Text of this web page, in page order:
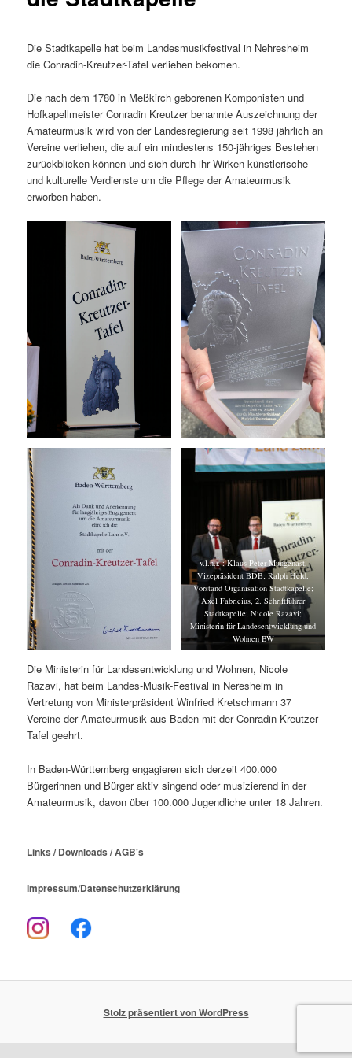
Die Stadtkapelle hat beim Landesmusikfestival in Nehresheim
die Conradin-Kreutzer-Tafel verliehen bekomen.
Die nach dem 1780 in Meßkirch geborenen Komponisten und
Hofkapellmeister Conradin Kreutzer benannte Auszeichnung der
Amateurmusik wird von der Landesregierung seit 1998 jährlich an
Vereine verliehen, die auf ein mindestens 150-jähriges Bestehen
zurückblicken können und sich durch ihr Wirken künstlerische
und kulturelle Verdienste um die Pflege der Amateurmusik
erworben haben.
v.l.n.r. : Klaus-Peter Mungenast,
Vizepräsident BDB; Ralph Held,
Vorstand Organisation Stadtkapelle;
Axel Fabricius, 2. Schriftführer
Stadtkapelle; Nicole Razavi;
Ministerin für Landesentwicklung und
Wohnen BW
Die Ministerin für Landesentwicklung und Wohnen, Nicole
Razavi, hat beim Landes-Musik-Festival in Neresheim in
Vertretung von Ministerpräsident Winfried Kretschmann 37
Vereine der Amateurmusik aus Baden mit der Conradin-Kreutzer-
Tafel geehrt.
In Baden-Württemberg engagieren sich derzeit 400.000
Bürgerinnen und Bürger aktiv singend oder musizierend in der
Amateurmusik, davon über 100.000 Jugendliche unter 18 Jahren.
Links / Downloads / AGB's
Impressum/Datenschutzerklärung
Stolz präsentiert von WordPress